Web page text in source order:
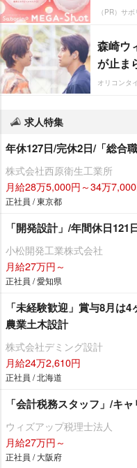
（PR）サ
森崎ウ
が止ま
オリコンタ
求人特集
年休127日/完休2日/「総合
株式会社西原衛生工業所
月給28万5,000円～34万
正社員 / 東京都
「開発設計」/年間休日121
小松開発工業株式会社
月給27万円～
正社員 / 愛知県
「未経験歓迎」賞与8月は
農業土木設計
株式会社デミング設計
月給24万2,610円
正社員 / 北海道
「会計税務スタッフ」/キ
ウィズアップ税理士法人
月給27万円～
正社員 / 大阪府